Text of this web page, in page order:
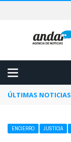
ÚLTIMAS NOTICIAS
ENCIERRO JUSTICIA